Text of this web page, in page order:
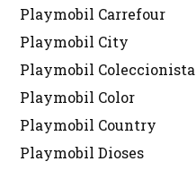
Playmobil Carrefour
Playmobil City
Playmobil Coleccionista
Playmobil Color
Playmobil Country
Playmobil Dioses